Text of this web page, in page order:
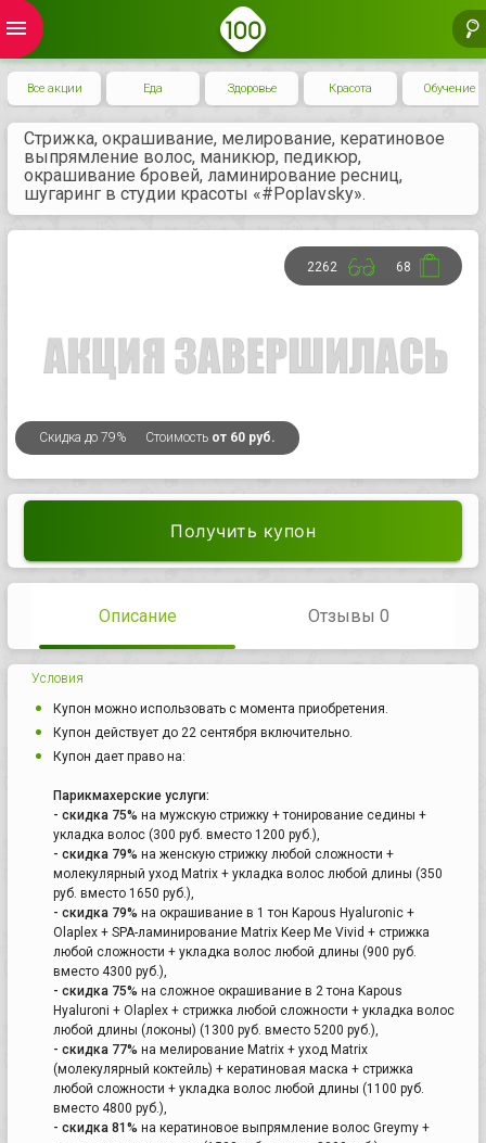
menu
Все акции Еда Здоровье Красота Обучение
Стрижка, окрашивание, мелирование, кератиновое
выпрямление волос, маникюр, педикюр,
окрашивание бровей, ламинирование ресниц,
шугаринг в студии красоты «#Poplavsky».
Скидка до 79% Стоимость от 60 руб.
2262 68
Получить купон
Описание Отзывы 0
Условия
Купон можно использовать с момента приобретения.
Купон действует до 22 сентября включительно.
Купон дает право на:
Парикмахерские услуги:
- скидка 75% на мужскую стрижку + тонирование седины +
укладка волос (300 руб. вместо 1200 руб.),
- скидка 79% на женскую стрижку любой сложности +
молекулярный уход Matrix + укладка волос любой длины (350
руб. вместо 1650 руб.),
- скидка 79% на окрашивание в 1 тон Kapous Hyaluronic +
Olaplex + SPA-ламинирование Matrix Keep Me Vivid + стрижка
любой сложности + укладка волос любой длины (900 руб.
вместо 4300 руб.),
- скидка 75% на сложное окрашивание в 2 тона Kapous
Hyaluroni + Olaplex + стрижка любой сложности + укладка волос
любой длины (локоны) (1300 руб. вместо 5200 руб.),
- скидка 77% на мелирование Matrix + уход Matrix
(молекулярный коктейль) + кератиновая маска + стрижка
любой сложности + укладка волос любой длины (1100 руб.
вместо 4800 руб.),
- скидка 81% на кератиновое выпрямление волос Greymy +